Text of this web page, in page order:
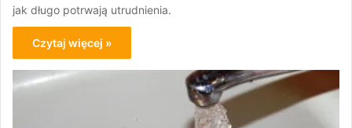
jak długo potrwają utrudnienia.
Czytaj więcej »